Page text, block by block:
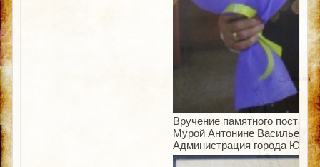
Вручение памятного
Мурой Антонине
Администрация города